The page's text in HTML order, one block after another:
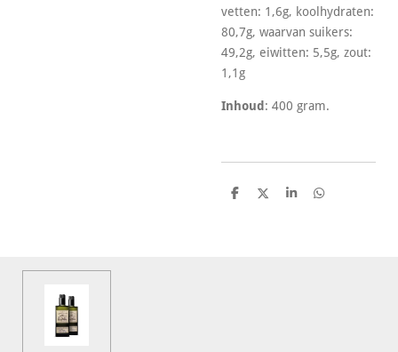
vetten: 1,6g, koolhydraten:
80,7g, waarvan suikers:
49,2g, eiwitten: 5,5g, zout:
1,1g
Inhoud : 400 gram.
D
D
S
D